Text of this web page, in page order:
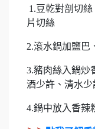
1.豆乾對剖切
片切絲
2.滾水鍋加鹽巴
3.豬肉絲入鍋炒
酒少許、清水
4.鍋中放入香辣